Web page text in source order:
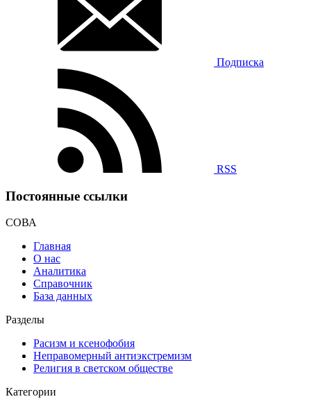
Подписка
RSS
Постоянные ссылки
СОВА
Главная
О нас
Аналитика
Справочник
База данных
Разделы
Расизм и ксенофобия
Неправомерный антиэкстремизм
Религия в светском обществе
Категории